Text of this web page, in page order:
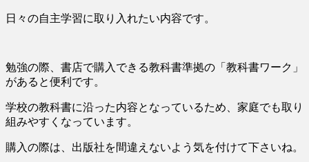
日々の自主学習に取り入れたい内容です。
勉強の際、書店で購入できる教科書準拠の「教科書ワーク」
があると便利です。
学校の教科書に沿った内容となっているため、家庭でも取り
組みやすくなっています。
購入の際は、出版社を間違えないよう気を付けて下さいね。